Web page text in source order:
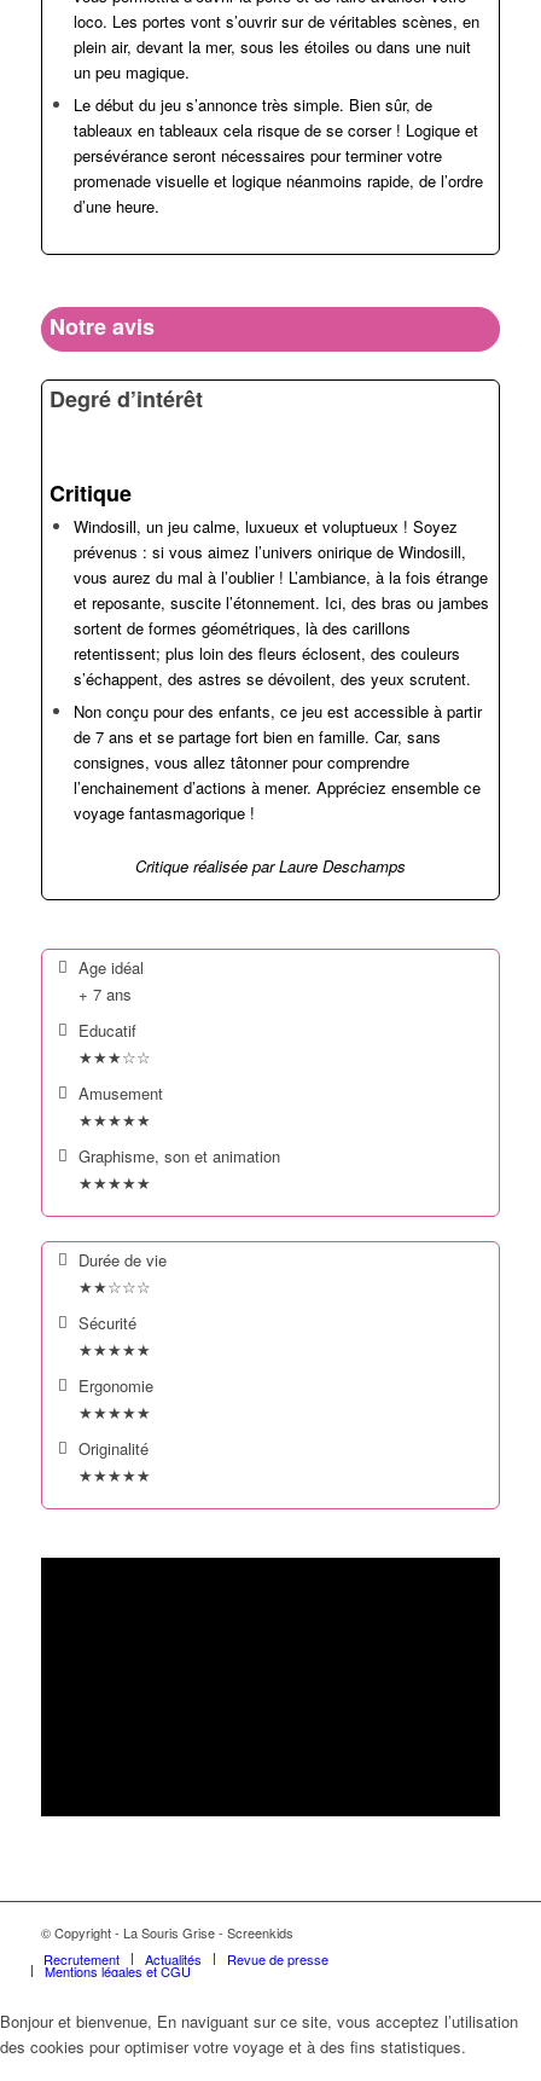
loco. Les portes vont s’ouvrir sur de véritables scènes, en
plein air, devant la mer, sous les étoiles ou dans une nuit
un peu magique.
Le début du jeu s’annonce très simple. Bien sûr, de
tableaux en tableaux cela risque de se corser ! Logique et
persévérance seront nécessaires pour terminer votre
promenade visuelle et logique néanmoins rapide, de l’ordre
d’une heure.
Notre avis
Degré d’intérêt
Critique
Windosill, un jeu calme, luxueux et voluptueux ! Soyez
prévenus : si vous aimez l’univers onirique de Windosill,
vous aurez du mal à l’oublier ! L’ambiance, à la fois étrange
et reposante, suscite l’étonnement. Ici, des bras ou jambes
sortent de formes géométriques, là des carillons
retentissent; plus loin des fleurs éclosent, des couleurs
s’échappent, des astres se dévoilent, des yeux scrutent.
Non conçu pour des enfants, ce jeu est accessible à partir
de 7 ans et se partage fort bien en famille. Car, sans
consignes, vous allez tâtonner pour comprendre
l’enchainement d’actions à mener. Appréciez ensemble ce
voyage fantasmagorique !
Critique réalisée par Laure Deschamps
Age idéal
+ 7 ans
Educatif
★★★☆☆
Amusement
★★★★★
Graphisme, son et animation
★★★★★
Durée de vie
★★☆☆☆
Sécurité
★★★★★
Ergonomie
★★★★★
Originalité
★★★★★
© Copyright - La Souris Grise - Screenkids
Recrutement
Actualités Revue de presse
Mentions légales et CGU
Bonjour et bienvenue, En naviguant sur ce site, vous acceptez l’utilisation
des cookies pour optimiser votre voyage et à des fins statistiques.